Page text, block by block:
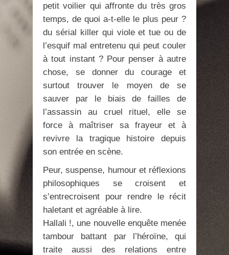
petit voilier qui affronte du très gros
temps, de quoi a-t-elle le plus peur ?
du sérial killer qui viole et tue ou de
l’esquif mal entretenu qui peut couler
à tout instant ? Pour penser à autre
chose, se donner du courage et
surtout trouver le moyen de se
sauver par le biais de failles de
l’assassin au cruel rituel, elle se
force à maîtriser sa frayeur et à
revivre la tragique histoire depuis
son entrée en scène.
Peur, suspense, humour et réflexions
philosophiques se croisent et
s’entrecroisent pour rendre le récit
haletant et agréable à lire.
Hallali !, une nouvelle enquête menée
tambour battant par l’héroïne, qui
traite aussi des relations entre